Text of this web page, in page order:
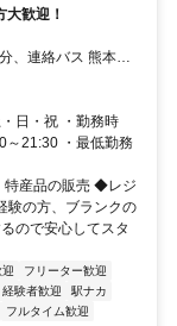
歓迎！
、連絡バス 熊本徒
日・祝 ・勤務時
～21:30 ・最低勤務
特産品の販売 ◆レジ
の方、ブランクの
ので安心してスタ
フリーター歓迎
経験者歓迎
駅ナカ
フルタイム歓迎